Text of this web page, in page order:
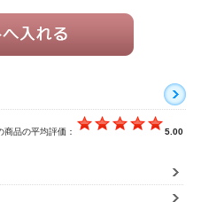
商品の平均評価： 5.00